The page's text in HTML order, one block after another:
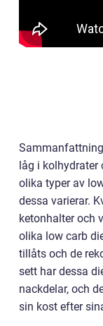
låg i kolhydrater
olika typer av
dessa varierar.
ketonhalter och
olika low carb
tillåts och de
sett har dessa
nackdelar, och
sin kost efter